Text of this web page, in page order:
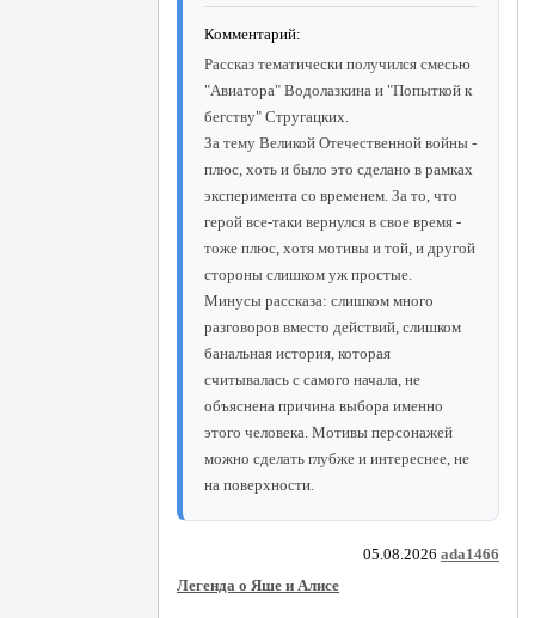
Комментарий:
Рассказ тематически получился смесью
"Авиатора" Водолазкина и "Попыткой к
бегству" Стругацких.
За тему Великой Отечественной войны -
плюс, хоть и было это сделано в рамках
эксперимента со временем. За то, что
герой все-таки вернулся в свое время -
тоже плюс, хотя мотивы и той, и другой
стороны слишком уж простые.
Минусы рассказа: слишком много
разговоров вместо действий, слишком
банальная история, которая
считывалась с самого начала, не
объяснена причина выбора именно
этого человека. Мотивы персонажей
можно сделать глубже и интереснее, не
на поверхности.
05.08.2026 ada1466
Легенда о Яше и Алисе